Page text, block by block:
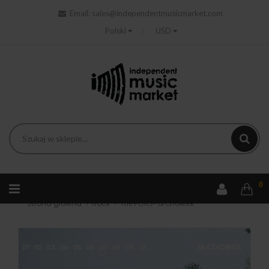
Email:
sales@independentmusicmarket.com
Polski
USD
0
Strona główna Rock The POKS - Ja człowiek